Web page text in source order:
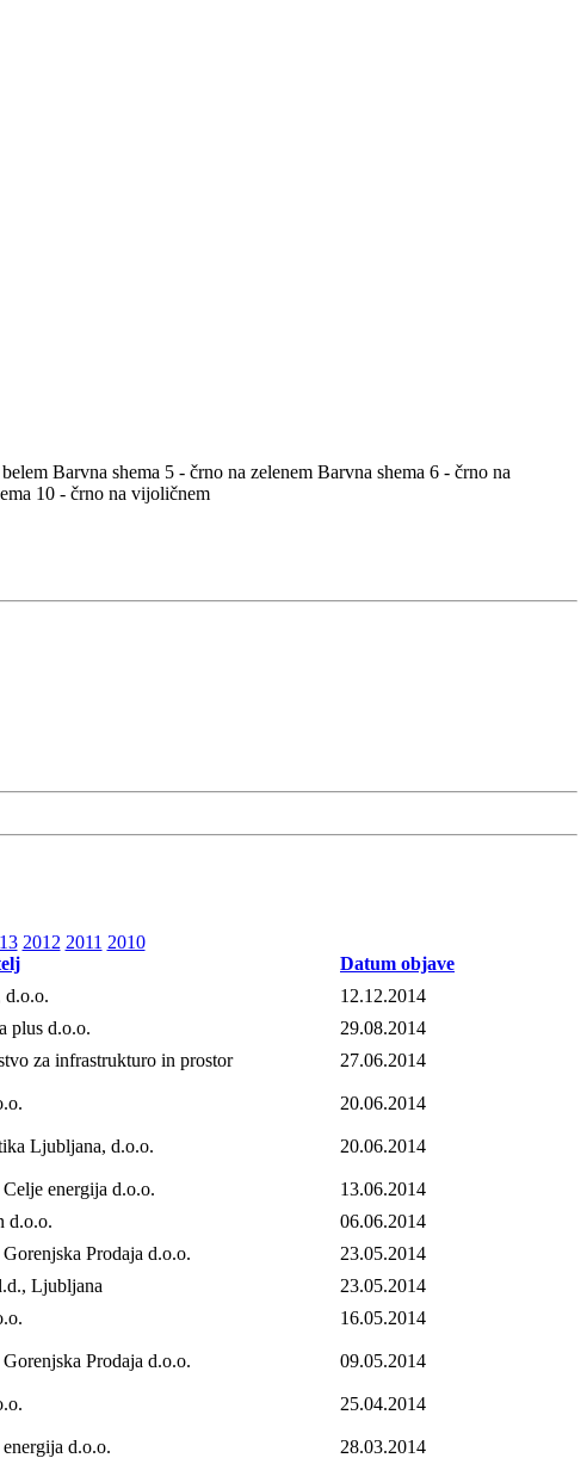
Barvna shema 5 - črno na zelenem Barvna shema 6 - črno na
10 - črno na vijoličnem
2012 2011 2010
Datum objave
12.12.2014
plus d.o.o.
29.08.2014
za infrastrukturo in prostor
27.06.2014
20.06.2014
Ljubljana, d.o.o.
20.06.2014
energija d.o.o.
13.06.2014
d.o.o.
06.06.2014
Prodaja d.o.o.
23.05.2014
Ljubljana
23.05.2014
16.05.2014
Prodaja d.o.o.
09.05.2014
25.04.2014
d.o.o.
28.03.2014